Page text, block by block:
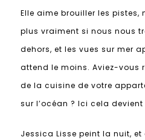
Elle aime brouiller les pistes,
plus vraiment si nous nous
dehors, et les vues sur mer
attend le moins. Aviez-vous
de la cuisine de votre
sur l’océan ? Ici cela
Jessica Lisse peint la nuit,